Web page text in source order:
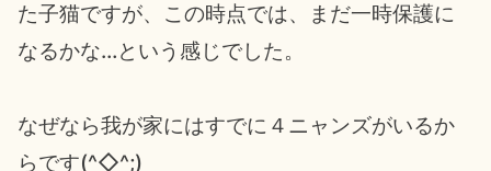
た子猫ですが、この時点では、まだ一時保護に
なるかな…という感じでした。
なぜなら我が家にはすでに４ニャンズがいるか
らです(^◇^;)